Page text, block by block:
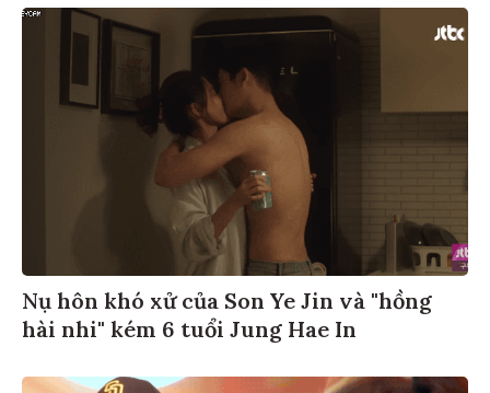
Nụ hôn khó xử của Son Ye Jin và "hồng
hài nhi" kém 6 tuổi Jung Hae In